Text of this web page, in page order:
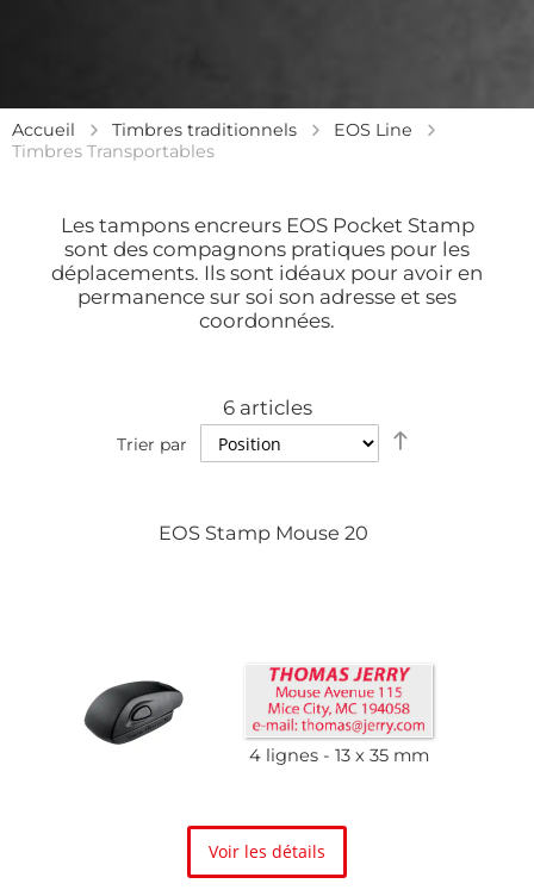
Accueil Timbres traditionnels
EOS Line
Timbres Transportables
Les tampons encreurs EOS Pocket Stamp
sont des compagnons pratiques pour les
déplacements. Ils sont idéaux pour avoir en
permanence sur soi son adresse et ses
coordonnées.
6articles
Trier par
EOS Stamp Mouse 20
4 lignes 13 x 35 mm
Voir les détails